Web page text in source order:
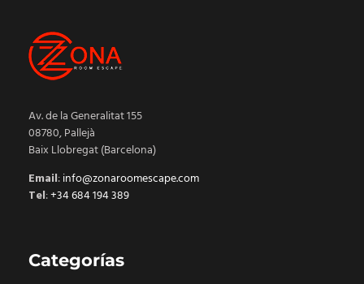
Av. de la Generalitat 155
08780, Pallejà
Baix Llobregat (Barcelona)
Email:info@zonaroomescape.com
Tel:+34 684 194 389
Categorías